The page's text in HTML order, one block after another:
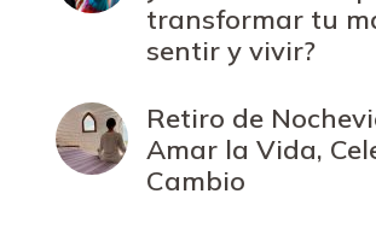
transformar tu
sentir y vivir?
Retiro de
Amar la Vida,
Cambio